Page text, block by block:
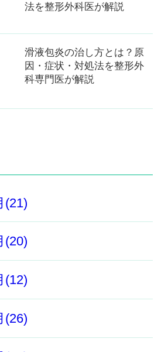
法を整形外科医が解説
滑液包炎の治し方とは？原
因・症状・対処法を整形外
科専門医が解説
(21)
(20)
(12)
(26)